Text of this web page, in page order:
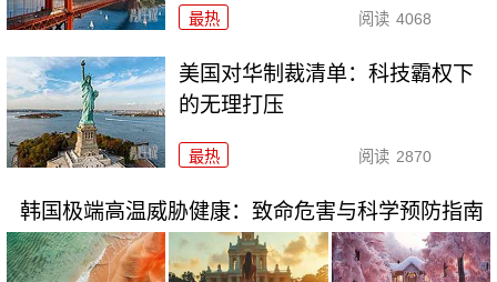
最热 阅读 4068
美国对华制裁清单：科技霸权下
的无理打压
最热 阅读 2870
韩国极端高温威胁健康：致命危害与科学预防指南